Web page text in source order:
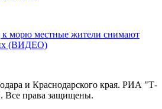
к морю местные жители снимают
(ВИДЕО)
и Краснодарского края. РИА "Т-
права защищены.